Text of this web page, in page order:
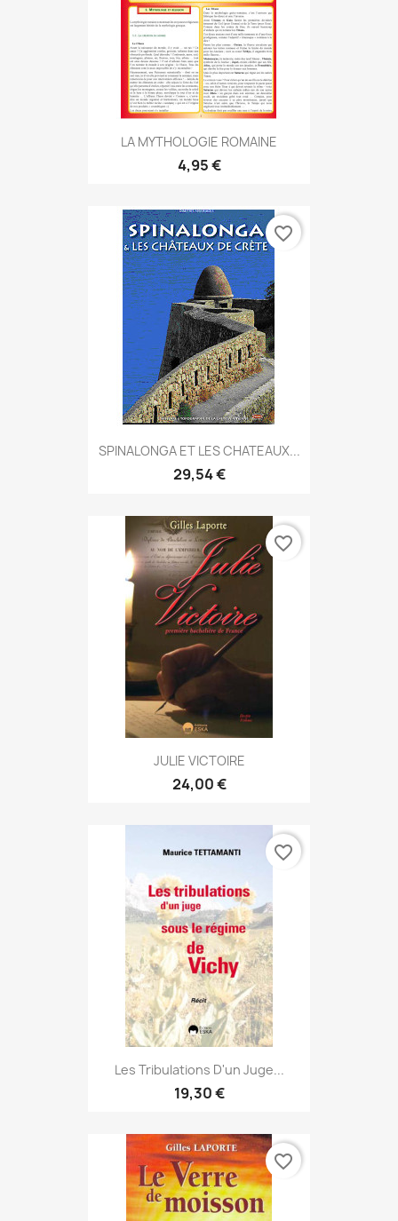
LA MYTHOLOGIE ROMAINE
4,95 €
SPINALONGA ET LES CHATEAUX...
29,54 €
favorite_border
JULIE VICTOIRE
24,00 €
favorite_border
Les Tribulations D'un Juge...
19,30 €
favorite_border
favorite_border